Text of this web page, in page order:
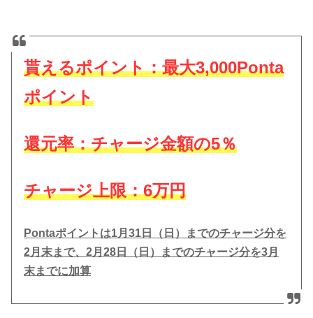
貰えるポイント：最大3,000Ponta
ポイント
還元率：チャージ金額の5％
チャージ上限：6万円
Pontaポイントは1月31日（日）までのチャージ分を
2月末まで、2月28日（日）までのチャージ分を3月
末までに加算